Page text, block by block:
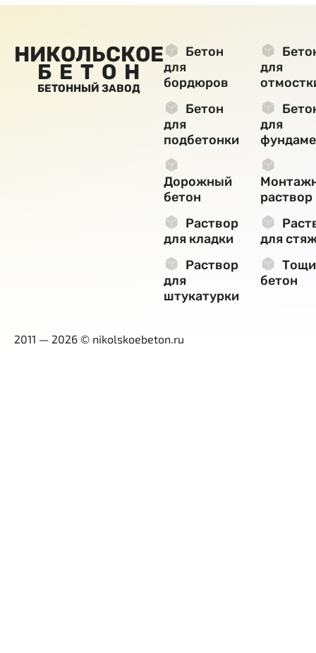
НИКОЛЬСКОЕ
БЕТОН
БЕТОННЫЙ ЗАВОД
Бетон
для
бордюров
для
Бетон
для
подбетонки
для
Дорожный
бетон
раствор
Раствор
для кладки
для
Раствор
для
штукатурки
бетон
2011 — 2026 © nikolskoebeton.ru